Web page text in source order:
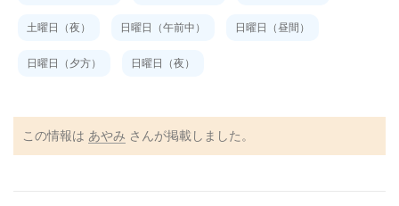
土曜日（夜） 日曜日（午前中） 日曜日（昼間）
日曜日（夕方） 日曜日（夜）
この情報は あやみ さんが掲載しました。